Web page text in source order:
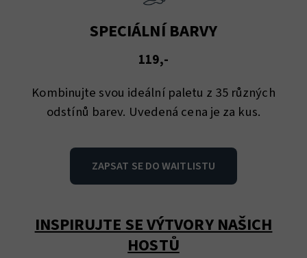
SPECIÁLNÍ BARVY
119,-
Kombinujte svou ideální paletu z 35 různých
odstínů barev. Uvedená cena je za kus.
ZAPSAT SE DO WAITLISTU
INSPIRUJTE SE VÝTVORY NAŠICH
HOSTŮ